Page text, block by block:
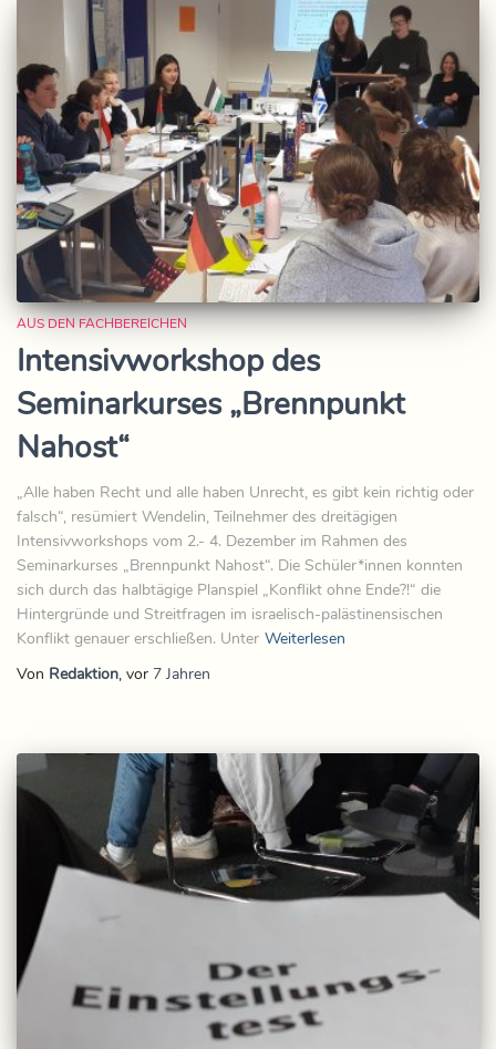
AUS DEN FACHBEREICHEN
Intensivworkshop des
Seminarkurses „Brennpunkt
Nahost“
„Alle haben Recht und alle haben Unrecht, es gibt kein richtig oder
falsch“, resümiert Wendelin, Teilnehmer des dreitägigen
Intensivworkshops vom 2.- 4. Dezember im Rahmen des
Seminarkurses „Brennpunkt Nahost“. Die Schüler*innen konnten
sich durch das halbtägige Planspiel „Konflikt ohne Ende?!“ die
Hintergründe und Streitfragen im israelisch-palästinensischen
Konflikt genauer erschließen. Unter Weiterlesen
Von Redaktion, vor 7 Jahren